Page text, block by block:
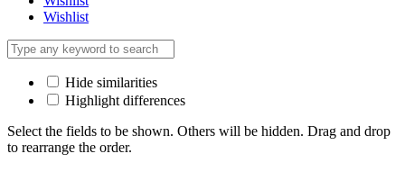
Wishlist
Hide similarities
Highlight differences
Select the fields to be shown. Others will be hidden. Drag and drop
to rearrange the order.